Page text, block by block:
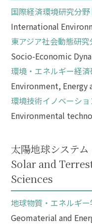
国際経済環境研究分野
International
東アジア社会動態研究
Socio-Economic
環境・エネルギー経
Environment, Energy
環境技術イノベーシ
Environmental
太陽地球システ
Solar and
Sciences
地球物質・エネルギ
Geomaterial and